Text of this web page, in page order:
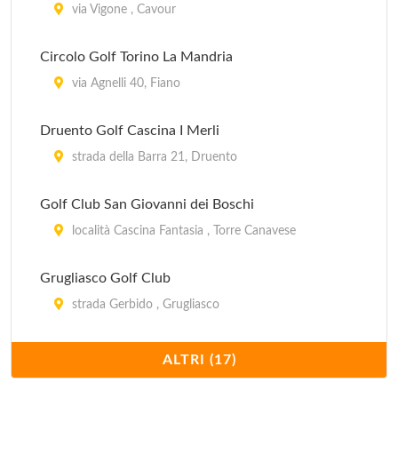
via Vigone , Cavour
Circolo Golf Torino La Mandria
via Agnelli 40, Fiano
Druento Golf Cascina I Merli
strada della Barra 21, Druento
Golf Club San Giovanni dei Boschi
località Cascina Fantasia , Torre Canavese
Grugliasco Golf Club
strada Gerbido , Grugliasco
strada Valle Sauglio 130, Pecetto Torinese
ALTRI (17)